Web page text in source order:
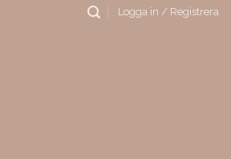
Logga in / Registrera